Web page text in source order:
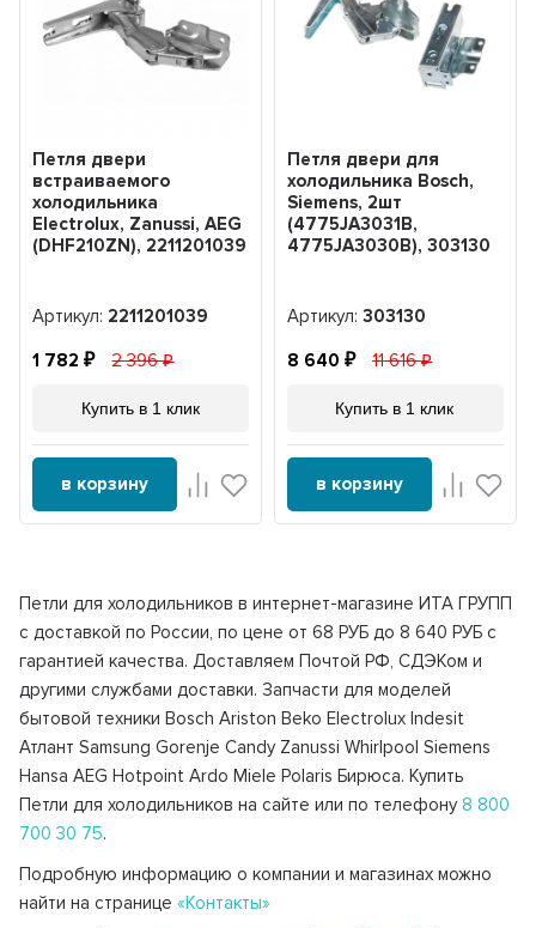
Петля двери
встраиваемого
холодильника
Electrolux, Zanussi, AEG
(DHF210ZN), 2211201039
Артикул: 2211201039
1 782 2 396
Купить в 1 клик
в корзину
Петля двери для
холодильника Bosch,
Siemens, 2шт
(4775JA3031B,
4775JA3030B), 303130
Артикул: 303130
8 640 11 616
Купить в 1 клик
в корзину
Петли для холодильников в интернет-магазине ИТА ГРУПП
с доставкой по России, по цене от 68 РУБ до 8 640 РУБ с
гарантией качества. Доставляем Почтой РФ, СДЭКом и
другими службами доставки. Запчасти для моделей
бытовой техники Bosch Ariston Beko Electrolux Indesit
Атлант Samsung Gorenje Candy Zanussi Whirlpool Siemens
Hansa AEG Hotpoint Ardo Miele Polaris Бирюса. Купить
Петли для холодильников на сайте или по телефону8 800
700 30 75.
Подробную информацию о компании и магазинах можно
найти на странице«Контакты»